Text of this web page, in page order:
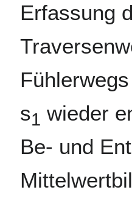
Erfassung
s1 wieder
Be- und